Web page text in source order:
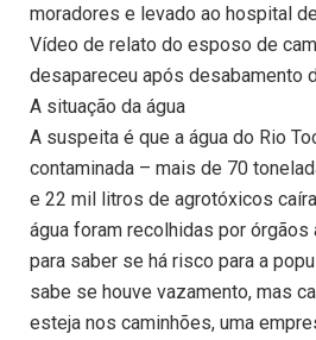
moradores e levado ao hospital
Vídeo de relato do esposo de
desapareceu após desabamento
A situação da água
A suspeita é que a água do Rio
contaminada – mais de 70
e 22 mil litros de agrotóxicos
água foram recolhidas por
para saber se há risco para a
sabe se houve vazamento, mas
esteja nos caminhões, uma